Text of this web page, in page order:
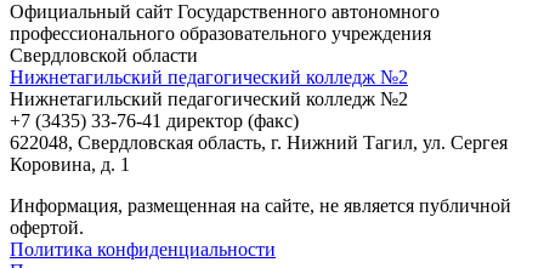
Официальный сайт Государственного автономного
профессионального образовательного учреждения
Свердловской области
Нижнетагильский педагогический колледж №2
Нижнетагильский педагогический колледж №2
+7 (3435) 33-76-41 директор (факс)
622048, Свердловская область, г. Нижний Тагил, ул. Сергея
Коровина, д. 1
Информация, размещенная на сайте, не является публичной
офертой.
Политика конфиденциальности